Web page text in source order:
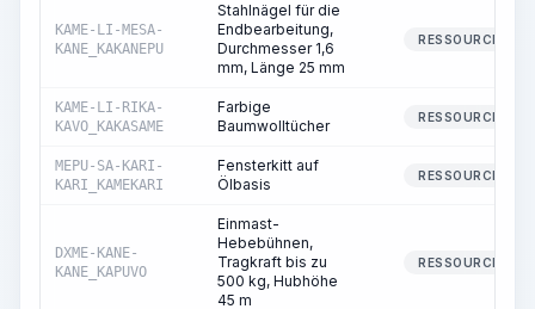
KAME-LI-MESA-
KANE_KAKANEPU
Stahlnägel für die
Endbearbeitung,
Durchmesser 1,6
mm, Länge 25 mm
RESSOURCE
KAME-LI-RIKA-
KAVO_KAKASAME
Farbige
Baumwolltücher
RESSOURCE
MEPU-SA-KARI-
KARI_KAMEKARI
Fensterkitt auf
Ölbasis
RESSOURCE
DXME-KANE-
KANE_KAPUVO
Einmast-
Hebebühnen,
Tragkraft bis zu
500 kg, Hubhöhe
45 m
RESSOURCE